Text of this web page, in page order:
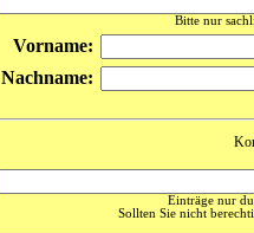
Bitte nur
Vorname:
Nachname:
Einträge nur
Sollten Sie nicht